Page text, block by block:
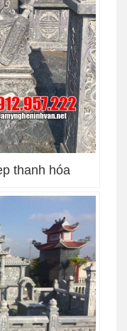
thanh hóa